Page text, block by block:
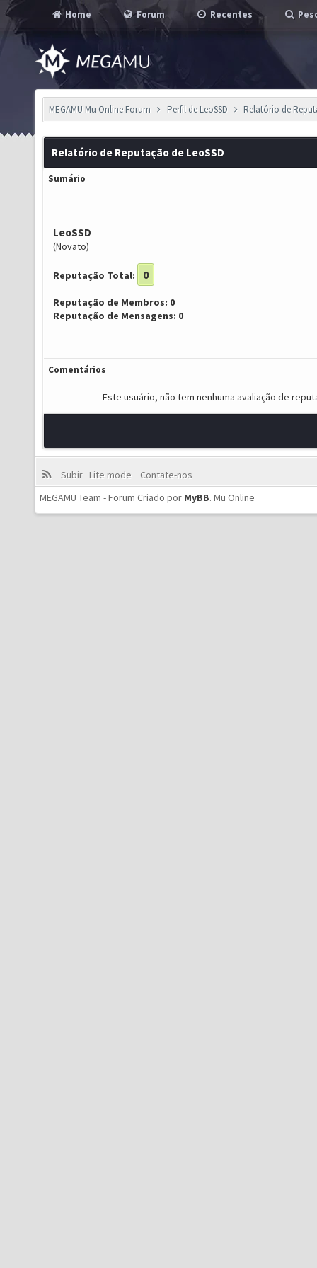
Home Forum Recentes
MEGAMU Mu Online Forum Perfil de LeoSSD Relatório de
Relatório de Reputação de LeoSSD
Sumário
LeoSSD
(Novato)
Reputação Total: 0
Reputação de Membros: 0
Reputação de Mensagens: 0
Comentários
Este usuário, não tem nenhuma avaliação de
Subir Lite mode
Contate-nos
MEGAMU Team - Forum Criado por MyBB. Mu Online